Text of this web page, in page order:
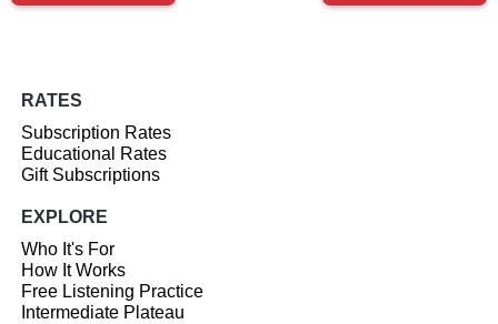
RATES
Subscription Rates
Educational Rates
Gift Subscriptions
EXPLORE
Who It's For
How It Works
Free Listening Practice
Intermediate Plateau